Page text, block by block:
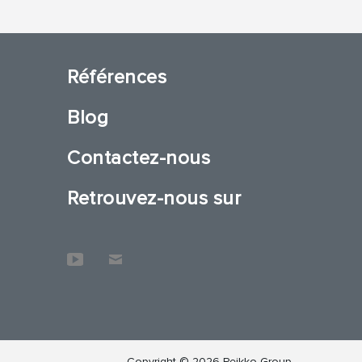
Références
Blog
Contactez-nous
Retrouvez-nous sur